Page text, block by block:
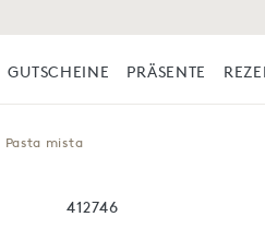
GUTSCHEINE PRÄSENTE
Pasta mista
412746